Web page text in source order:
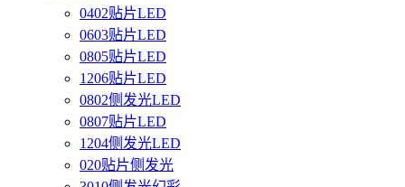
0402贴片LED
0603贴片LED
0805贴片LED
1206贴片LED
0802侧发光LED
0807贴片LED
1204侧发光LED
020贴片侧发光